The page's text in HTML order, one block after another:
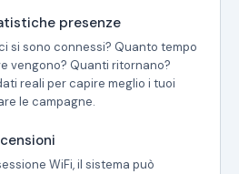
presenze
si sono connessi? Quanto tempo
vengono? Quanti ritornano?
reali per capire meglio i tuoi
le campagne.
WiFi, il sistema può